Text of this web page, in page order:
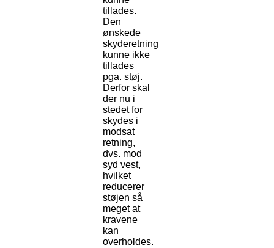
tillades.
Den
ønskede
skyderetning
kunne ikke
tillades
pga. støj.
Derfor skal
der nu i
stedet for
skydes i
modsat
retning,
dvs. mod
syd vest,
hvilket
reducerer
støjen så
meget at
kravene
kan
overholdes.